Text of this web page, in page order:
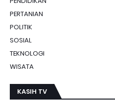
PERTANIAN
POLITIK
SOSIAL
TEKNOLOGI
WISATA
KASIH TV